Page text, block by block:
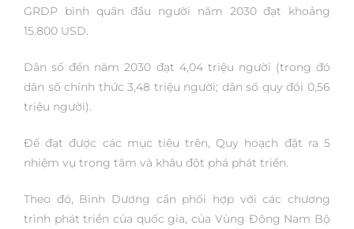
GRDP bình quân đầu người năm 2030 đạt khoảng
15.800 USD.
Dân số đến năm 2030 đạt 4,04 triệu người (trong đó
dân số chính thức 3,48 triệu người; dân số quy đổi 0,56
triệu người).
Để đạt được các mục tiêu trên, Quy hoạch đặt ra 5
nhiệm vụ trọng tâm và khâu đột phá phát triển.
Theo đó, Bình Dương cần phối hợp với các chương
trình phát triển của quốc gia, của Vùng Đông Nam Bộ